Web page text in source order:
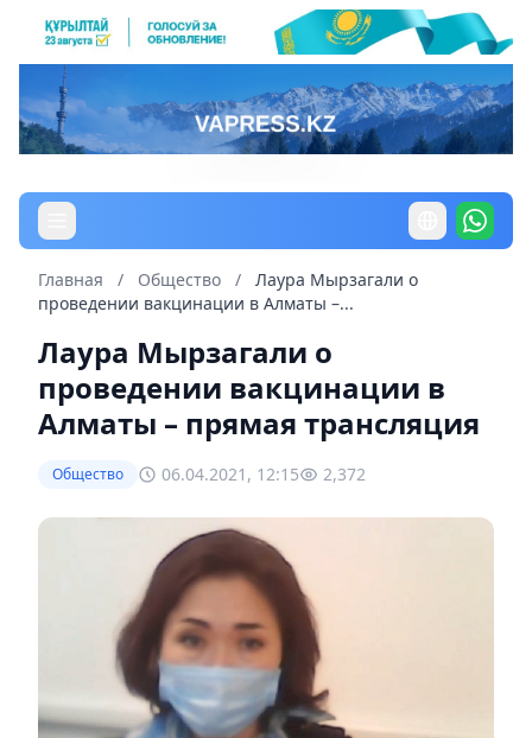
Главная / Общество /
Лаура Мырзагали о
проведении вакцинации в Алматы –...
Лаура Мырзагали о
проведении вакцинации в
Алматы – прямая трансляция
Общество 06.04.2021, 12:15 2,372